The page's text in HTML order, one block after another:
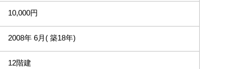
10,000円
2008年 6月( 築18年)
12階建